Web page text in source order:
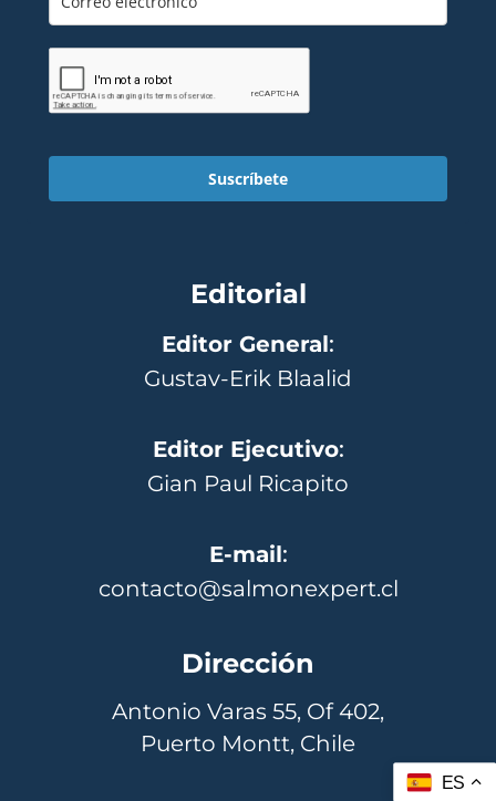
Suscríbete
Editorial
Editor General:
Gustav-Erik Blaalid
Editor Ejecutivo:
Gian Paul Ricapito
E-mail:
contacto@salmonexpert.cl
Dirección
Antonio Varas 55, Of 402,
Puerto Montt, Chile
ES